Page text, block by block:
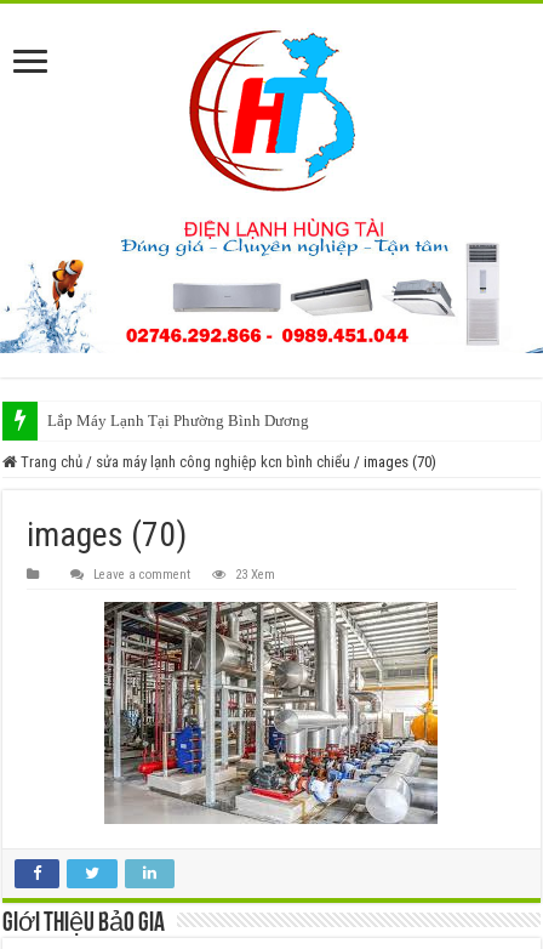
Lắp Máy Lạnh Tại Phường Bình Dương
Trang chủ / sửa máy lạnh công nghiệp kcn bình chiểu / images (70)
images (70)
Leave a comment 23 Xem
Giới thiệu Bảo Gia